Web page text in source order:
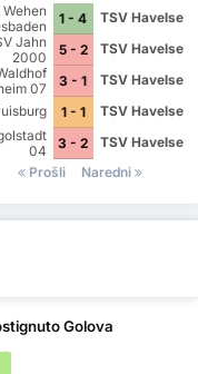
Wehen
1 - 4
TSV Havelse
Jahn
2000
5 - 2
TSV Havelse
07
3 - 1
TSV Havelse
1 - 1
TSV Havelse
04
3 - 2
TSV Havelse
Prošli
Naredni
Golova